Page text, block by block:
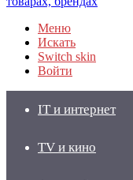
Меню
Искать
Switch skin
Войти
IT и интернет
TV и кино